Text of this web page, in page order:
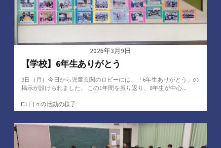
2026年3月9日
【学校】6年生ありがとう
9日（月）今日から児童玄関のロビーには、「6年生ありがとう」の
掲示が設けられました。 この1年間を振り返り、6年生が中心...
カ
テ
ゴ
日々の活動の様子